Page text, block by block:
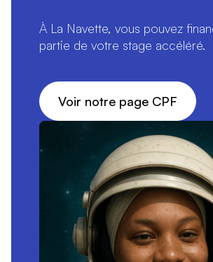
À La Navette, vous pouvez
partie de votre stage accéléré.
Voir notre page CPF